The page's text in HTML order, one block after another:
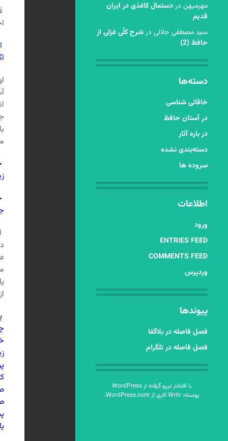
مهرمیهن دردستمال کاغذی در ایران
قدیم
سید مصطفی جلالی درشرح کلّی غزلی از
حافظ (2)
دسته‌ها
خاقانی شناسی
در آستان حافظ
در باره آثار
دسته‌بندی نشده
سروده ها
اطلاعات
ورود
ENTRIES FEED
COMMENTS FEED
وردپرس
پیوندها
فصل فاصله در بلاگفا
فصل فاصله در تلگرام
با افتخار نیرو گرفته از WordPress
پوسته: Writr کاری از
WordPress.com
.